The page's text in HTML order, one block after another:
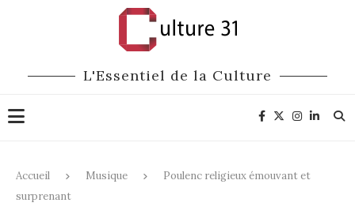
L'Essentiel de la Culture
Accueil Musique
Poulenc religieux émouvant et
surprenant